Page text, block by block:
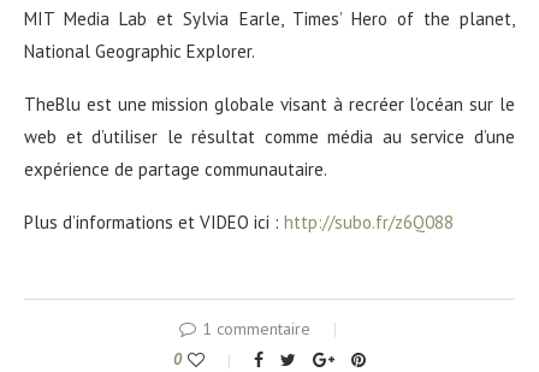
MIT Media Lab et Sylvia Earle, Times’ Hero of the planet,
National Geographic Explorer.
TheBlu est une mission globale visant à recréer l’océan sur le
web et d’utiliser le résultat comme média au service d’une
expérience de partage communautaire.
Plus d’informations et VIDEO ici : http://subo.fr/z6Q088
1 commentaire
0